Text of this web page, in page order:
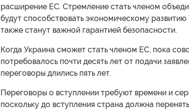
расширение ЕС. Стремление стать членом
будут способствовать экономическому
также станут важной гарантией безопасности.
Когда Украина сможет стать членом ЕС, пока
потребовалось почти десять лет от подачи
переговоры длились пять лет.
Переговоры о вступлении требуют времени и
поскольку до вступления страна должна